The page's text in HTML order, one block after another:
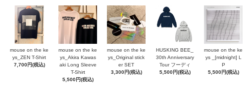
mouse on the ke
ys_ZEN T-Shirt
7,700円(税込)
mouse on the ke
ys_Akira Kawas
aki Long Sleeve
T-Shirt
5,500円(税込)
mouse on the ke
ys_Original stick
er SET
3,300円(税込)
HUSKING BEE_
30th Anniversary
Tour フーディ
5,500円(税込)
mouse on the ke
ys _[midnight] L
P
5,500円(税込)